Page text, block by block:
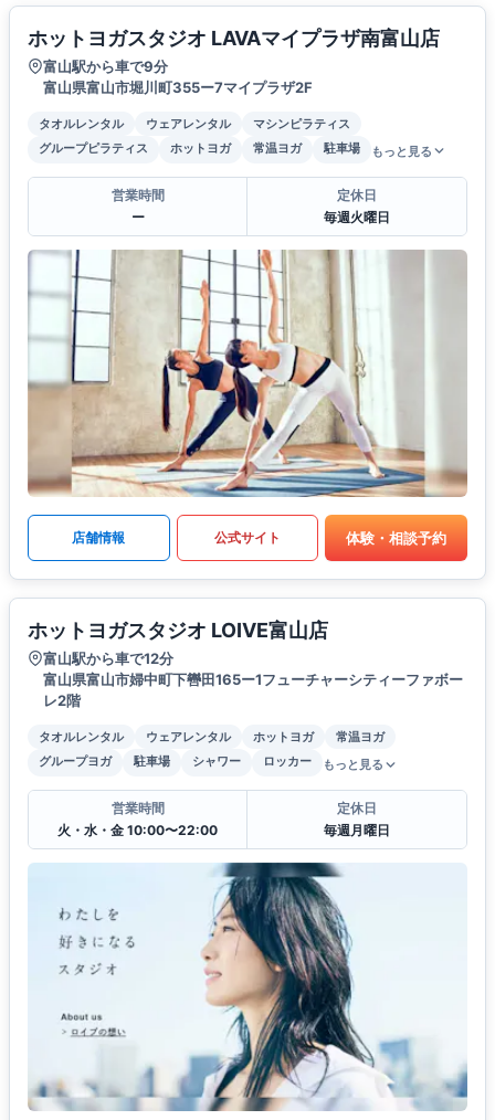
ホットヨガスタジオ LAVAマイプラザ南富山店
富山駅から車で9分
富山県富山市堀川町355ー7マイプラザ2F
タオルレンタル ウェアレンタル
マシンピラティス
グループピラティス
ホットヨガ 常温ヨガ 駐車場 もっと見る
営業時間
ー
定休日
毎週火曜日
店舗情報 公式サイト 体験・相談予約
ホットヨガスタジオ LOIVE富山店
富山駅から車で12分
富山県富山市婦中町下轡田165ー1フューチャーシティーファボー
レ2階
タオルレンタル ウェアレンタル ホットヨガ
常温ヨガ
グループヨガ
駐車場 シャワー ロッカー もっと見る
営業時間
火・水・金 10:00〜22:00
定休日
毎週月曜日